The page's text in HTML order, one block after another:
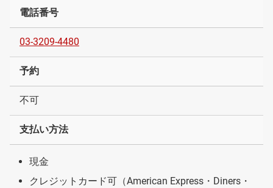
電話番号
03-3209-4480
予約
不可
支払い方法
現金
クレジットカード可（American Express・Diners・